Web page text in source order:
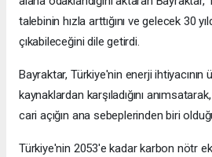
talebinin hızla arttığını ve gelecek 30
çıkabileceğini dile getirdi.
Bayraktar, Türkiye'nin enerji ihtiyacının
kaynaklardan karşıladığını
cari açığın ana sebeplerinden biri
Türkiye'nin 2053'e kadar karbon nötr